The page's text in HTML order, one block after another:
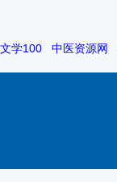
文学100 中医资源网